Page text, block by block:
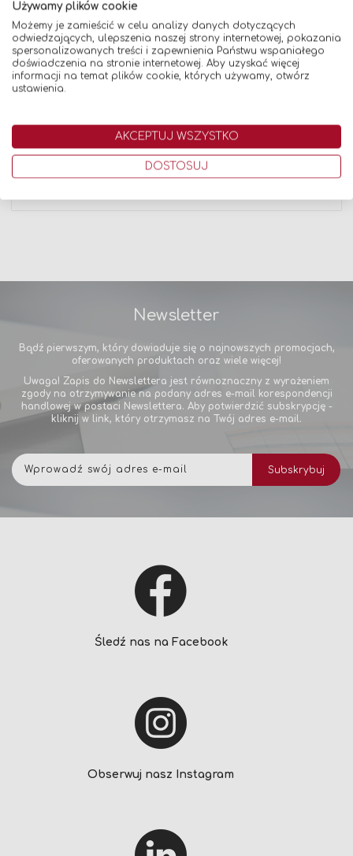
Wychodząc naprzeciw coraz wyższym oczekiwaniom
branży spawalniczej, firma Tomsystem wprowadziła na
rynek najwyższej jakości produkty spawalnicze własnej
marki TMT, produkowane we Włoszech przez ekspertów z
wieloletnim doświadczeniem (m.in. elektrody oraz druty
spawalnicze). Produkty TMT to sprawdzony i
rekomendowany asortyment spawalniczy, stanowiący
odpowiedź na wyzwania nowoczesnego biznesu.
Dane techniczne
Opinie
Newsletter
Bądź pierwszym, który dowiaduje się o najnowszych promocjach,
oferowanych produktach oraz wiele więcej!
Uwaga! Zapis do Newslettera jest równoznaczny z wyrażeniem
zgody na otrzymywanie na podany adres e-mail korespondencji
handlowej w postaci Newslettera. Aby potwierdzić subskrypcję -
kliknij w link, który otrzymasz na Twój adres e-mail.
nasz
newsletter:
Subskrybuj
Śledź nas na Facebook
Obserwuj nasz Instagram
Używamy plików cookie
Możemy je zamieścić w celu analizy danych dotyczących
odwiedzających, ulepszenia naszej strony internetowej, pokazania
spersonalizowanych treści i zapewnienia Państwu wspaniałego
doświadczenia na stronie internetowej. Aby uzyskać więcej
informacji na temat plików cookie, których używamy, otwórz
ustawienia.
AKCEPTUJ WSZYSTKO
DOSTOSUJ